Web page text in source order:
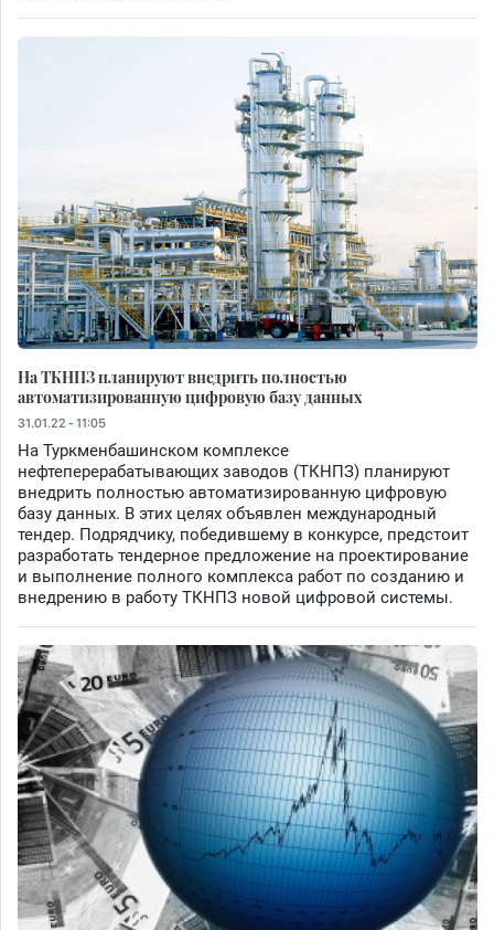
На ТКНПЗ планируют внедрить полностью
автоматизированную цифровую базу данных
31.01.22 - 11:05
На Туркменбашинском комплексе
нефтеперерабатывающих заводов (ТКНПЗ) планируют
внедрить полностью автоматизированную цифровую
базу данных. В этих целях объявлен международный
тендер. Подрядчику, победившему в конкурсе, предстоит
разработать тендерное предложение на проектирование
и выполнение полного комплекса работ по созданию и
внедрению в работу ТКНПЗ новой цифровой системы.